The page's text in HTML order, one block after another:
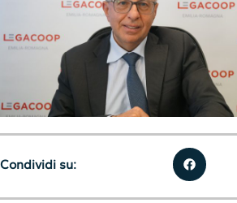
Condividi su: